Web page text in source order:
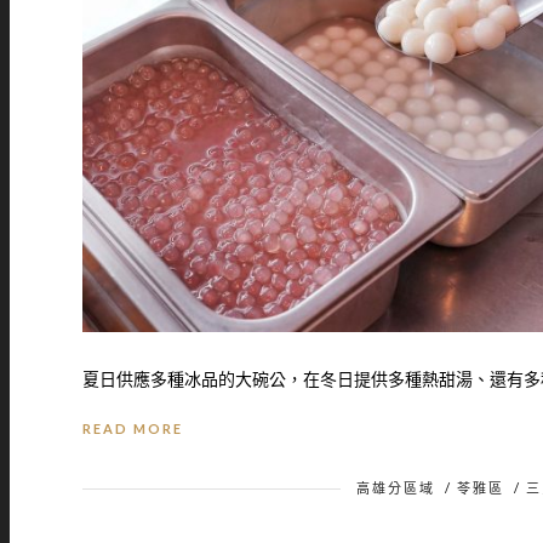
夏日供應多種冰品的大碗公，在冬日提供多種熱甜湯、還有
READ MORE
高雄分區域 / 苓雅區 /